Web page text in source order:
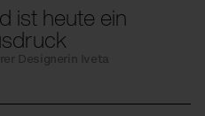
ist heute ein
Designerin Iveta